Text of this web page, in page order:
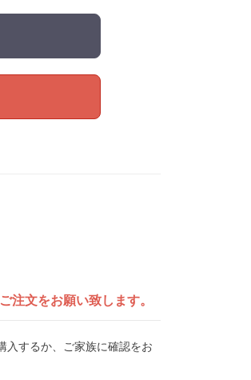
ご注文をお願い致します。
入するか、ご家族に確認をお